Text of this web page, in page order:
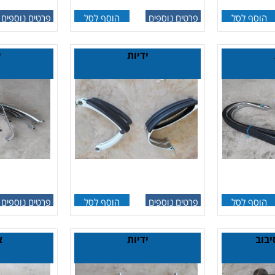
הוסף לסל פרטים נוספים הוסף לסל פרטים נוספים
הוסף לסל
ידיות
פרטים נוספים הוסף לסל פרטים נוספים
ידיות